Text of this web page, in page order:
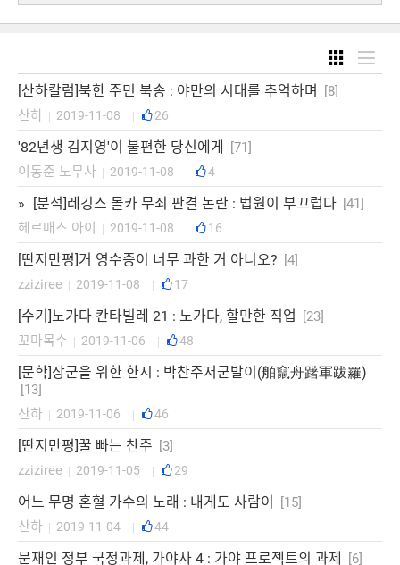
[산하칼럼]북한 주민 북송 : 야만의 시대를 추억하며
[8]
산하 | 2019-11-08 | 26
'82년생 김지영'이 불편한 당신에게
[71]
이동준 노무사 | 2019-11-08 | 4
» [분석]레깅스 몰카 무죄 판결 논란 : 법원이 부끄럽다 [41]
헤르매스 아이
| 2019-11-08 | 16
[딴지만평]거 영수증이 너무 과한 거 아니오? [4]
zziziree | 2019-11-08 | 17
[수기]노가다 칸타빌레 21 : 노가다, 할만한 직업
[23]
꼬마목수 | 2019-11-06 | 48
[문학]장군을 위한 한시 : 박찬주저군발이(舶竄舟躇軍跋罹)
[13]
산하 | 2019-11-06 | 46
[딴지만평]꿀 빠는 찬주 [3]
zziziree | 2019-11-05 | 29
어느 무명 혼혈 가수의 노래 : 내게도 사람이
[15]
산하 | 2019-11-04 | 44
문재인 정부 국정과제, 가야사 4 : 가야 프로젝트의 과제
[6]